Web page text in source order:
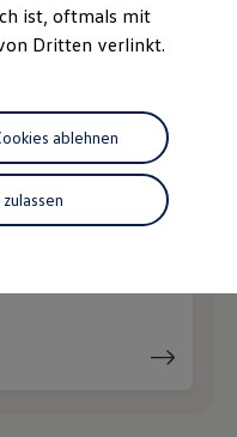
ist, oftmals mit
Dritten verlinkt.
ablehnen